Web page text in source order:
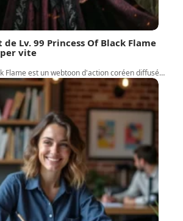
Lv. 99 Princess Of Black Flame
vite
Flame est un webtoon d'action coréen diffusé…